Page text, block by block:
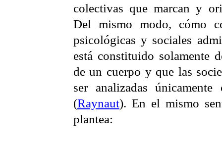
colectivas que marcan y
Del mismo modo, cómo
psicológicas y sociales
está constituido solamente
de un cuerpo y que las
ser analizadas
(Raynaut). En el mismo
plantea: